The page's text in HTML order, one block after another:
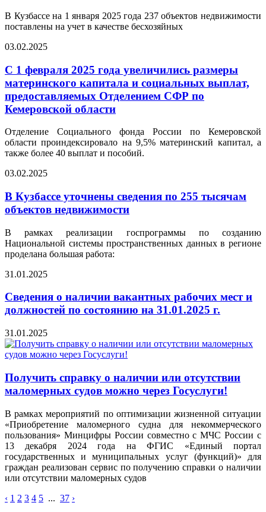
В Кузбассе на 1 января 2025 года 237 объектов недвижимости
поставлены на учет в качестве бесхозяйных
03.02.2025
С 1 февраля 2025 года увеличились размеры
материнского капитала и социальных выплат,
предоставляемых Отделением СФР по
Кемеровской области
Отделение Социального фонда России по Кемеровской
области проиндексировало на 9,5% материнский капитал, а
также более 40 выплат и пособий.
03.02.2025
В Кузбассе уточнены сведения по 255 тысячам
объектов недвижимости
В рамках реализации госпрограммы по созданию
Национальной системы пространственных данных в регионе
проделана большая работа:
31.01.2025
Сведения о наличии вакантных рабочих мест и
должностей по состоянию на 31.01.2025 г.
31.01.2025
Получить справку о наличии или отсутствии
маломерных судов можно через Госуслуги!
В рамках мероприятий по оптимизации жизненной ситуации
«Приобретение маломерного судна для некоммерческого
пользования» Минцифры России совместно с МЧС России с
13 декабря 2024 года на ФГИС «Единый портал
государственных и муниципальных услуг (функций)» для
граждан реализован сервис по получению справки о наличии
или отсутствии маломерных судов
‹ 1 2 3 4 5 ... 37 ›